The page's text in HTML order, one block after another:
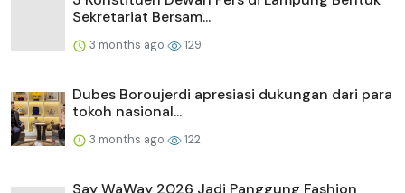
Sekretariat Bersam...
3 months ago 129
Dubes Boroujerdi apresiasi dukungan dari para
tokoh nasional...
3 months ago 122